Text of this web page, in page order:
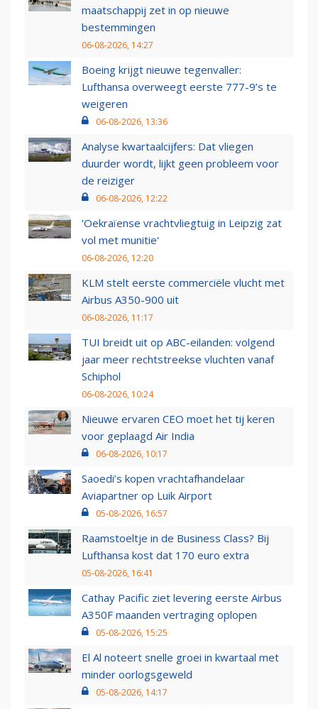
maatschappij zet in op nieuwe
bestemmingen
06-08-2026, 14:27
Boeing krijgt nieuwe tegenvaller:
Lufthansa overweegt eerste 777-9’s te
weigeren
06-08-2026, 13:36
Analyse kwartaalcijfers: Dat vliegen
duurder wordt, lijkt geen probleem voor
de reiziger
06-08-2026, 12:22
'Oekraïense vrachtvliegtuig in Leipzig zat
vol met munitie'
06-08-2026, 12:20
KLM stelt eerste commerciële vlucht met
Airbus A350-900 uit
06-08-2026, 11:17
TUI breidt uit op ABC-eilanden: volgend
jaar meer rechtstreekse vluchten vanaf
Schiphol
06-08-2026, 10:24
Nieuwe ervaren CEO moet het tij keren
voor geplaagd Air India
06-08-2026, 10:17
Saoedi’s kopen vrachtafhandelaar
Aviapartner op Luik Airport
05-08-2026, 16:57
Raamstoeltje in de Business Class? Bij
Lufthansa kost dat 170 euro extra
05-08-2026, 16:41
Cathay Pacific ziet levering eerste Airbus
A350F maanden vertraging oplopen
05-08-2026, 15:25
El Al noteert snelle groei in kwartaal met
minder oorlogsgeweld
05-08-2026, 14:17